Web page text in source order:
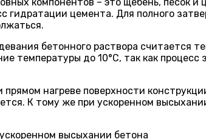
гидратации цемента. Для полного
бетонного раствора считается
температуры до 10°C, так как
нагреве поверхности
К тому же при ускоренном